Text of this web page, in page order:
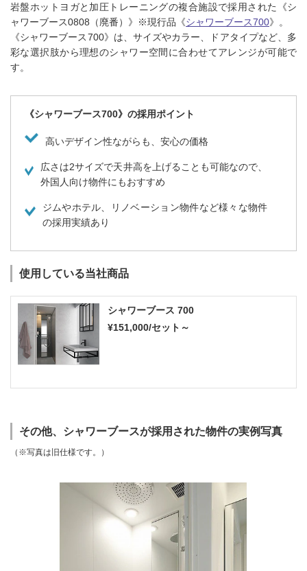
岩盤ホットヨガと加圧トレーニングの複合施設で採用された《シ
ャワーブース0808（廃番）》※現行品《シャワーブース700》。
《シャワーブース700》は、サイズやカラー、ドアタイプなど、多
彩な選択肢から理想のシャワー空間に合わせてアレンジが可能で
す。
《シャワーブース700》の採用ポイント
高いデザイン性ながらも、安心の価格
広さは2サイズで天井高を上げることも可能なので、
外国人向け物件にもおすすめ
ジムやホテル、リノベーション物件など様々な物件
の採用実績あり
使用している当社商品
シャワーブース 700
¥151,000/セット～
その他、シャワーブースが採用された物件の実例写真
（※写真は旧仕様です。）